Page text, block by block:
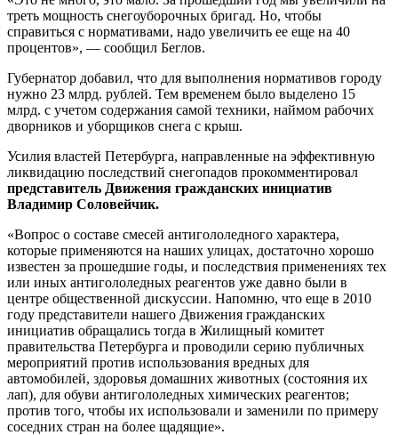
треть мощность снегоуборочных бригад. Но, чтобы
справиться с нормативами, надо увеличить ее еще на 40
процентов», — сообщил Беглов.
Губернатор добавил, что для выполнения нормативов городу
нужно 23 млрд. рублей. Тем временем было выделено 15
млрд. с учетом содержания самой техники, наймом рабочих
дворников и уборщиков снега с крыш.
Усилия властей Петербурга, направленные на эффективную
ликвидацию последствий снегопадов прокомментировал
представитель Движения гражданских инициатив
Владимир Соловейчик.
«Вопрос о составе смесей антигололедного характера,
которые применяются на наших улицах, достаточно хорошо
известен за прошедшие годы, и последствия применениях тех
или иных антигололедных реагентов уже давно были в
центре общественной дискуссии. Напомню, что еще в 2010
году представители нашего Движения гражданских
инициатив обращались тогда в Жилищный комитет
правительства Петербурга и проводили серию публичных
мероприятий против использования вредных для
автомобилей, здоровья домашних животных (состояния их
лап), для обуви антигололедных химических реагентов;
против того, чтобы их использовали и заменили по примеру
соседних стран на более щадящие».